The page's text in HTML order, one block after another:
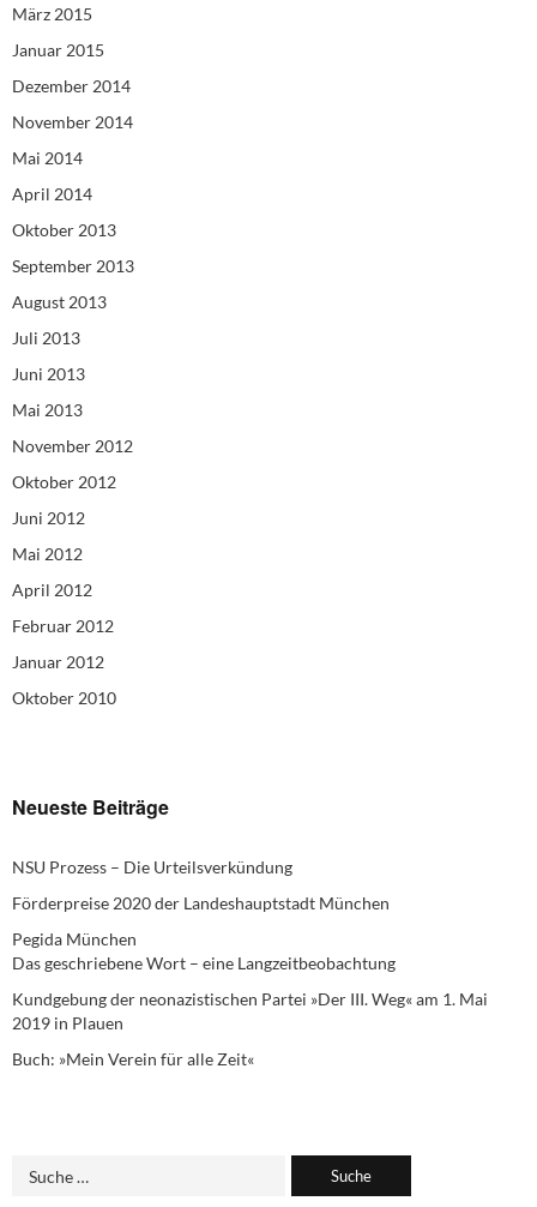
März 2015
Januar 2015
Dezember 2014
November 2014
Mai 2014
April 2014
Oktober 2013
September 2013
August 2013
Juli 2013
Juni 2013
Mai 2013
November 2012
Oktober 2012
Juni 2012
Mai 2012
April 2012
Februar 2012
Januar 2012
Oktober 2010
Neueste Beiträge
NSU Prozess – Die Urteilsverkündung
Förderpreise 2020 der Landeshauptstadt München
Pegida München
Das geschriebene Wort – eine Langzeitbeobachtung
Kundgebung der neonazistischen Partei »Der III. Weg« am 1. Mai
2019 in Plauen
Buch: »Mein Verein für alle Zeit«